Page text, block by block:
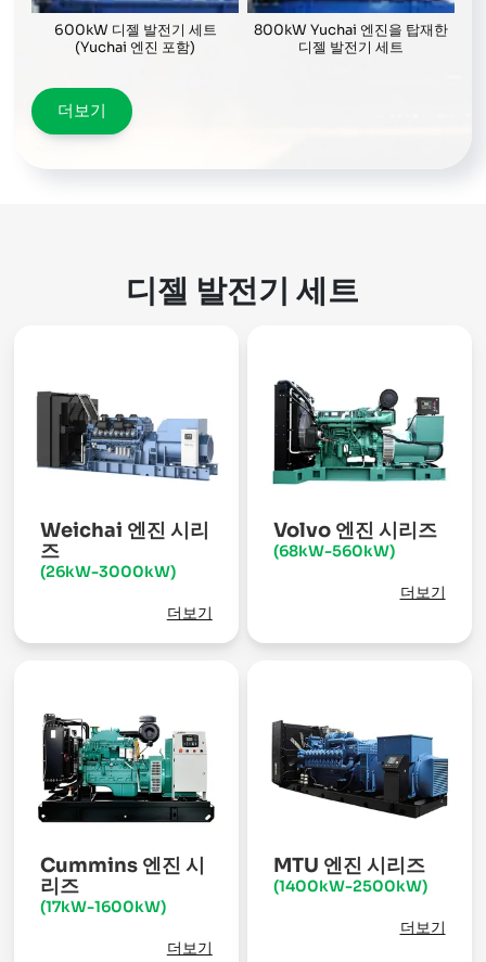
600kW 디젤 발전기 세트
(Yuchai 엔진 포함)
800kW Yuchai 엔진을 탑재한
디젤 발전기 세트
더보기
디젤 발전기 세트
Weichai 엔진 시리
즈
(26kW-3000kW)
더보기
Volvo 엔진 시리즈
(68kW-560kW)
더보기
Cummins 엔진 시
리즈
(17kW-1600kW)
더보기
MTU 엔진 시리즈
(1400kW-2500kW)
더보기